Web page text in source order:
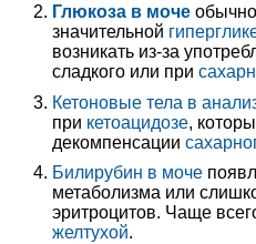
Глюкоза в мочеобычно
значительной
возникать из-за
сладкого или при
Кетоновые тела в
при кетоацидозе,
декомпенсации
Билирубин в моче
метаболизма или
эритроцитов. Чаще
желтухой.